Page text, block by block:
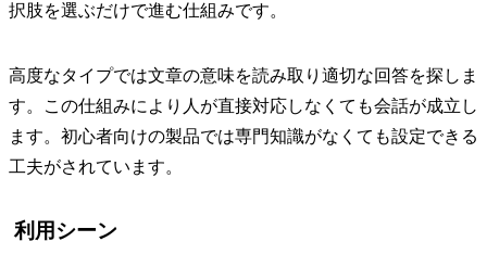
択肢を選ぶだけで進む仕組みです。
高度なタイプでは文章の意味を読み取り適切な回答を探しま
す。この仕組みにより人が直接対応しなくても会話が成立し
ます。初心者向けの製品では専門知識がなくても設定できる
工夫がされています。
利用シーン